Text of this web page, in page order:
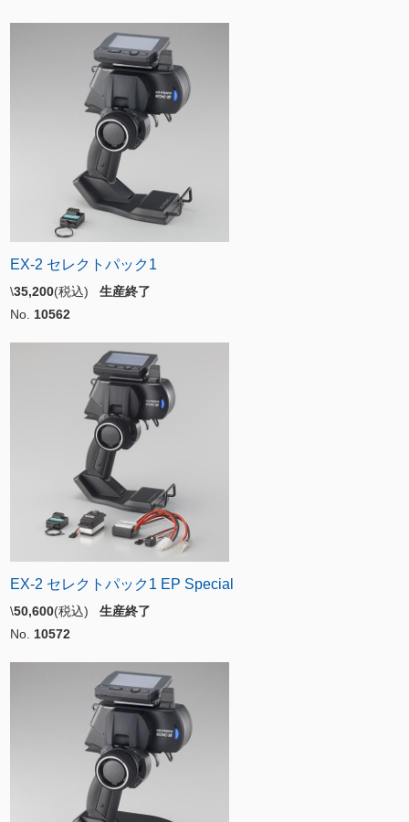
EX-2 セレクトパック1
\35,200(税込) 生産終了
No. 10562
EX-2 セレクトパック1 EP Special
\50,600(税込) 生産終了
No. 10572